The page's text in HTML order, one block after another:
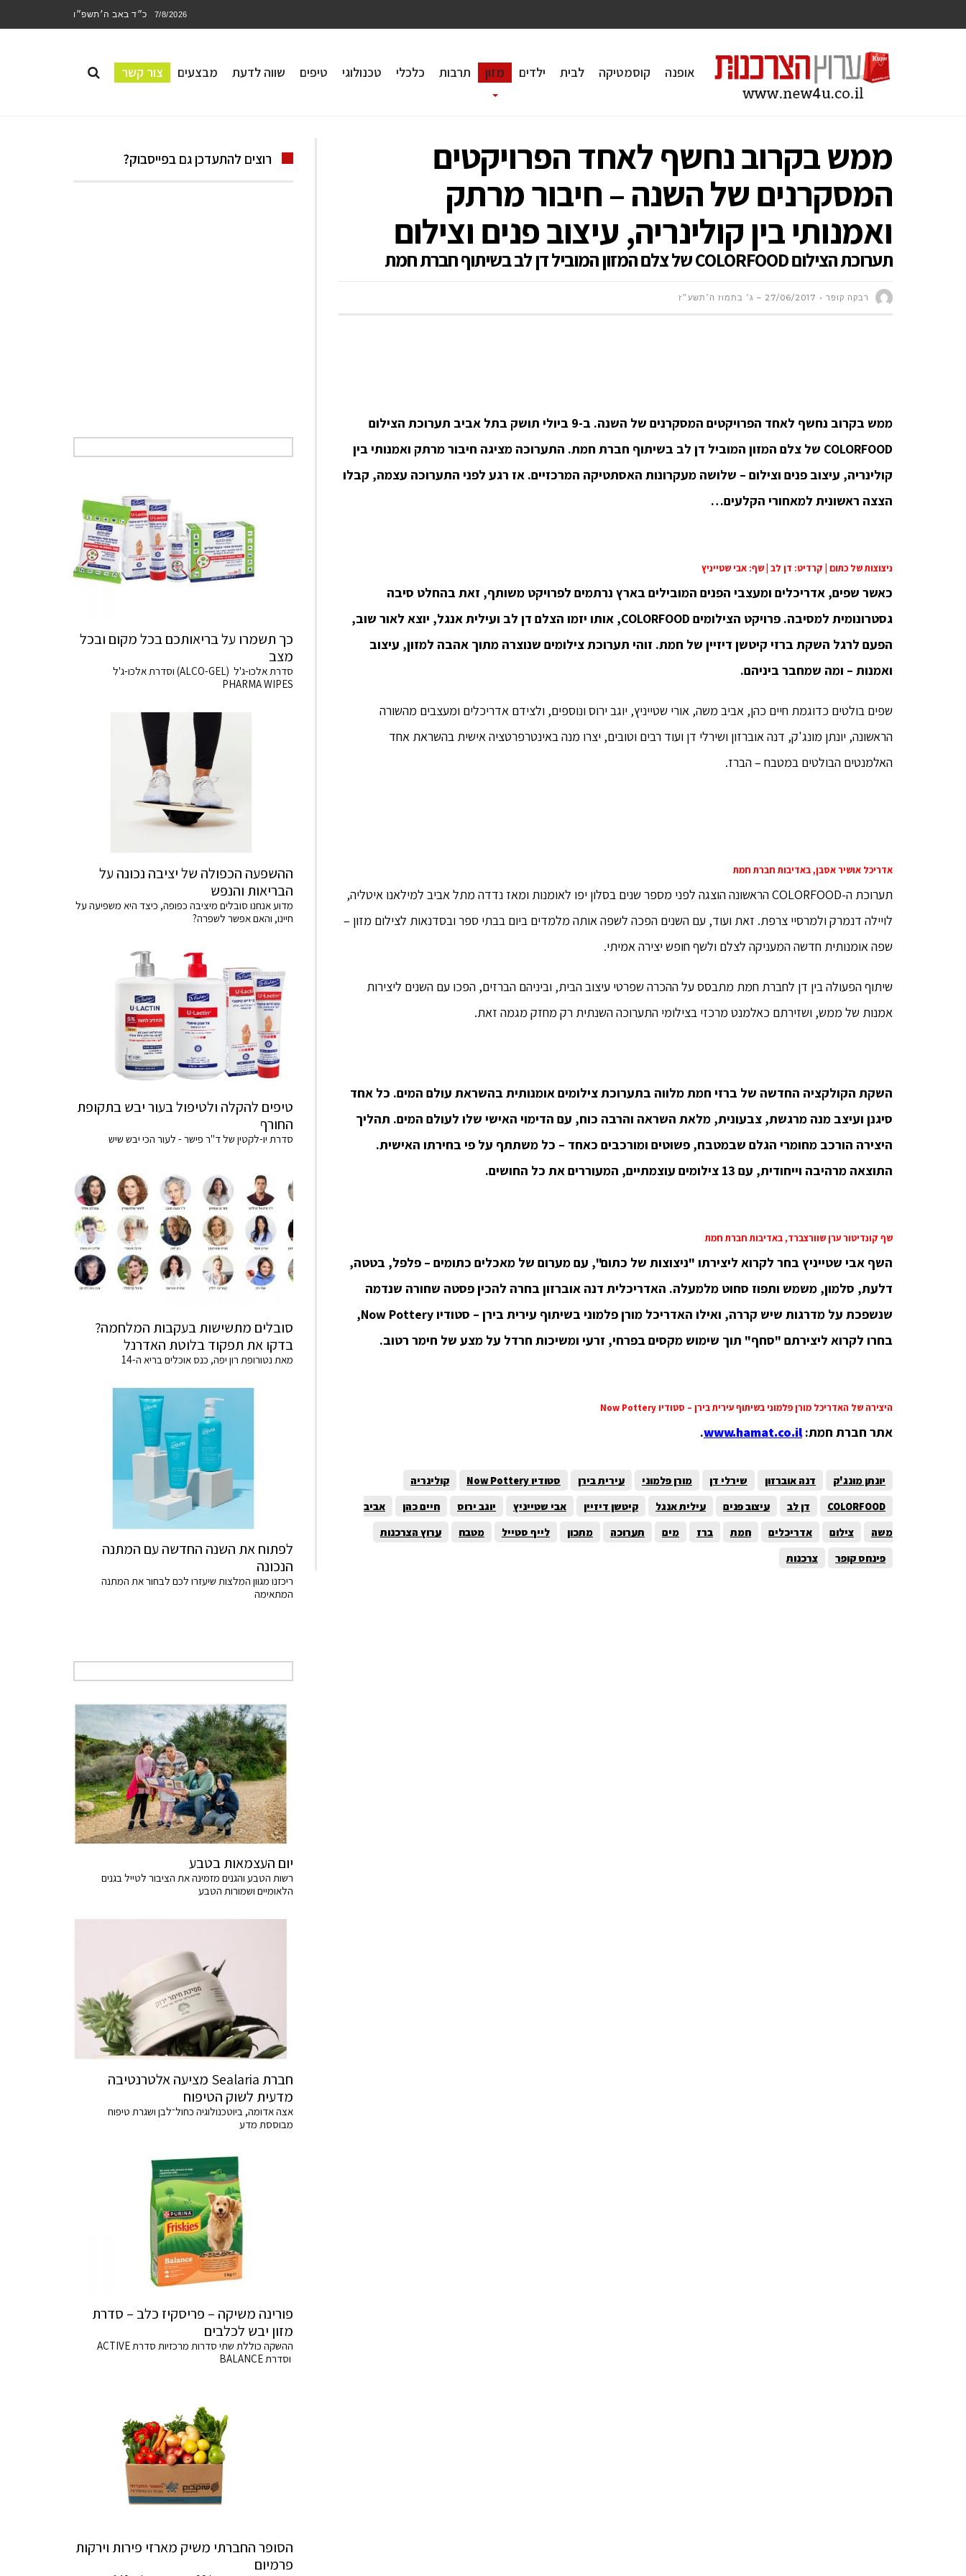
7/8/2026 כ״ד באב ה׳תשפ״ו
אופנה קוסמטיקה לבית ילדים מזון תרבות כלכלי טכנולוגי טיפים שווה לדעת מבצעים צור קשר
ממש בקרוב נחשף לאחד הפרויקטים
המסקרנים של השנה – חיבור מרתק
ואמנותי בין קולינריה, עיצוב פנים וצילום
תערוכת הצילום COLORFOOD של צלם המזון המוביל דן לב בשיתוף חברת חמת
רבקה קופר 27/06/2017 – ג׳ בתמוז ה׳תשע״ז
ממש בקרוב נחשף לאחד הפרויקטים המסקרנים של השנה. ב-9 ביולי תושק בתל אביב
תערוכת הצילום
COLORFOOD של צלם המזון המוביל דן לב בשיתוף חברת חמת. התערוכה מציגה חיבור מרתק ואמנותי בין
קולינריה, עיצוב פנים וצילום – שלושה מעקרונות האסתטיקה המרכזיים. אז רגע לפני התערוכה עצמה, קבלו
הצצה ראשונית למאחורי הקלעים…
ניצוצות של כתום | קרדיט: דן לב | שף: אבי שטייניץ
כאשר שפים, אדריכלים ומעצבי הפנים המובילים בארץ נרתמים לפרויקט משותף, זאת בהחלט סיבה
גסטרונומית למסיבה. פרויקט הצילומים COLORFOOD, אותו יזמו הצלם דן לב ועילית אנגל, יוצא לאור שוב,
הפעם לרגל השקת ברזי קיטשן דיזיין של חמת. זוהי תערוכת צילומים שנוצרה מתוך אהבה למזון, עיצוב
ואמנות – ומה שמחבר ביניהם.
שפים בולטים כדוגמת חיים כהן, אביב משה, אורי שטייניץ, יוגב ירוס ונוספים, ולצידם אדריכלים ומעצבים מהשורה
הראשונה, יונתן מונג'ק, דנה אוברזון ושירלי דן ועוד רבים וטובים, יצרו מנה באינטרפרטציה אישית בהשראת אחד
האלמנטים הבולטים במטבח – הברז.
אדריכל אושיר אסבן, באדיבות חברת חמת
תערוכת ה-COLORFOOD הראשונה הוצגה לפני מספר שנים בסלון יפו לאומנות ומאז נדדה מתל אביב למילאנו איטליה,
לויילה דנמרק ולמרסיי צרפת. זאת ועוד, עם השנים הפכה לשפה אותה מלמדים ביום בבתי ספר ובסדנאות לצילום מזון –
שפה אומנותית חדשה המעניקה לצלם ולשף חופש יצירה אמיתי.
שיתוף הפעולה בין דן לחברת חמת מתבסס על ההכרה שפרטי עיצוב הבית, וביניהם הברזים, הפכו עם השנים ליצירות
אמנות של ממש, ושזירתם כאלמנט מרכזי בצילומי התערוכה השנתית רק מחזק מגמה זאת.
השקת הקולקציה החדשה של ברזי חמת מלווה בתערוכת צילומים אומנותית בהשראת עולם המים. כל אחד
סיגנן ועיצב מנה מרגשת, צבעונית, מלאת השראה והרבה כוח, עם הדימוי האישי שלו לעולם המים. תהליך
היצירה הורכב מחומרי הגלם שבמטבח, פשוטים ומורכבים כאחד – כל משתתף על פי בחירתו האישית.
התוצאה מרהיבה וייחודית, עם 13 צילומים עוצמתיים, המעוררים את כל החושים.
שף קונדיטור ערן שוורצברד, באדיבות חברת חמת
השף אבי שטייניץ בחר לקרוא ליצירתו "ניצוצות של כתום", עם מערום של מאכלים כתומים – פלפל, בטטה,
דלעת, סלמון, משמש ותפוז סחוט מלמעלה. האדריכלית דנה אוברזון בחרה להכין פסטה שחורה שנדמה
שנשפכת על מדרגות שיש קררה, ואילו האדריכל מורן פלמוני בשיתוף עירית בירן – סטודיו Now Pottery,
בחרו לקרוא ליצירתם "סחף" תוך שימוש מקסים בפרחי, זרעי ומשיכות חרדל על מצע של חימר רטוב.
היצירה של האדריכל מורן פלמוני בשיתוף עירית בירן – סטודיו Now Pottery
אתר חברת חמת:www.hamat.co.il
.
יונתן מונג'ק דנה אוברזון שירלי דן מורן פלמוני עירית בירן סטודיו Now Pottery
קולינריה
COLORFOOD
דן לב עיצוב פנים עילית אנגל קיטשן דיזיין אבי שטייניץ יוגב ירוס חיים כהן
אביב
משה
צילום אדריכלים חמת ברז מים תערוכה מתכון לייף סטייל מטבח
ערוץ הצרכנות
פינחס קופר
צרכנות
רוצים להתעדכן גם בפייסבוק?
כך תשמרו על בריאותכם בכל מקום ובכל
מצב
סדרת אלכו-ג'ל (ALCO-GEL) וסדרת אלכו-ג'ל
PHARMA WIPES
ההשפעה הכפולה של יציבה נכונה על
הבריאות והנפש
מדוע אנחנו סובלים מיציבה כפופה, כיצד היא משפיעה על
חיינו, והאם אפשר לשפרה?
טיפים להקלה ולטיפול בעור יבש בתקופת
החורף
סדרת יו-לקטין של ד"ר פישר - לעור הכי יבש שיש
סובלים מתשישות בעקבות המלחמה?
בדקו את תפקוד בלוטת האדרנל
מאת נטורופת רון יפה, כנס אוכלים בריא ה-14
לפתוח את השנה החדשה עם המתנה
הנכונה
ריכזנו מגוון המלצות שיעזרו לכם לבחור את המתנה
המתאימה
יום העצמאות בטבע
רשות הטבע והגנים מזמינה את הציבור לטייל בגנים
הלאומיים ושמורות הטבע
חברת Sealaria מציעה אלטרנטיבה
מדעית לשוק הטיפוח
אצה אדומה, ביוטכנולוגיה כחול־לבן ושגרת טיפוח
מבוססת מדע
פורינה משיקה – פריסקיז כלב – סדרת
מזון יבש לכלבים
ההשקה כוללת שתי סדרות מרכזיות סדרת ACTIVE
וסדרת BALANCE
הסופר החברתי משיק מארזי פירות וירקות
פרמיום